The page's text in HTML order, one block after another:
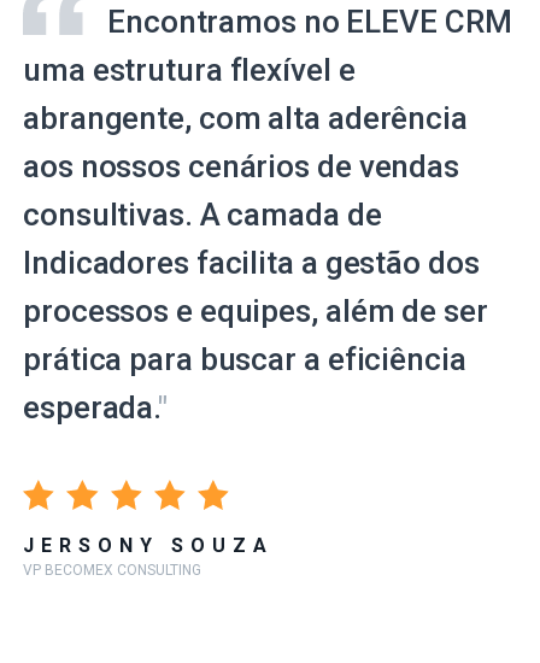
Encontramos no ELEVE CRM
uma estrutura flexível e
abrangente, com alta aderência
aos nossos cenários de vendas
consultivas. A camada de
Indicadores facilita a gestão dos
processos e equipes, além de ser
prática para buscar a eficiência
esperada."
JERSONY SOUZA
VP BECOMEX CONSULTING